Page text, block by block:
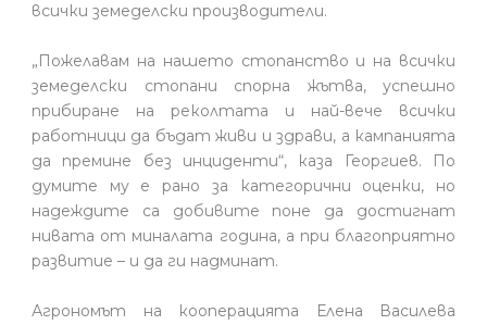
всички земеделски производители.
„Пожелавам на нашето стопанство и на всички
земеделски стопани спорна жътва, успешно
прибиране на реколтата и най-вече всички
работници да бъдат живи и здрави, а кампанията
да премине без инциденти“, каза Георгиев. По
думите му е рано за категорични оценки, но
надеждите са добивите поне да достигнат
нивата от миналата година, а при благоприятно
развитие – и да ги надминат.
Агрономът на кооперацията Елена Василева